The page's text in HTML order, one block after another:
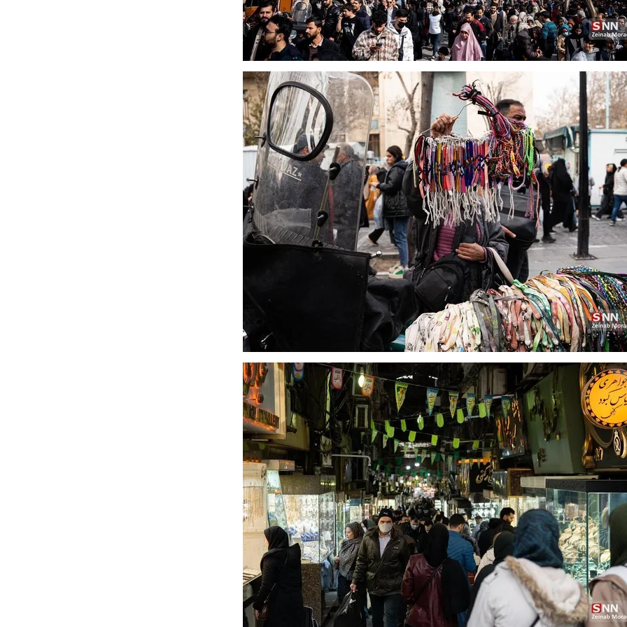
یک سلسله |
شاه در ایران
ریشه‌های عزاداری ماه محرم در فرهنگ
و تاریخ ایران
عزاداری ماه محرم در دوران قاجار چگونه
انجام می‌شد؟
به کویت با
سخنرانی دیده نشده آیت‌الله هاشمی
رفسنجانی درباره پذیرش قطع نامه۵۹۸
ببینید| انیمیشن لگویی حمله به کویت با
جنگنده اف-۵
علت تنگی نفس و راه های درمان آن
دلیل علاقه برخی افراد به فال و طالع‌بینی
چیست؟